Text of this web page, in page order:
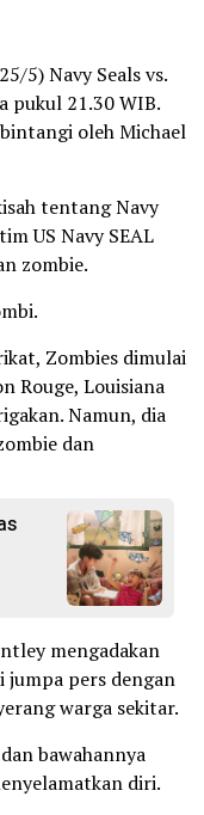
5) Navy Seals vs.
pukul 21.30 WIB.
oleh Michael
tentang Navy
US Navy SEAL
zombie.
Zombies dimulai
Rouge, Louisiana
Namun, dia
dan
mengadakan
jumpa pers dengan
warga sekitar.
bawahannya
diri.